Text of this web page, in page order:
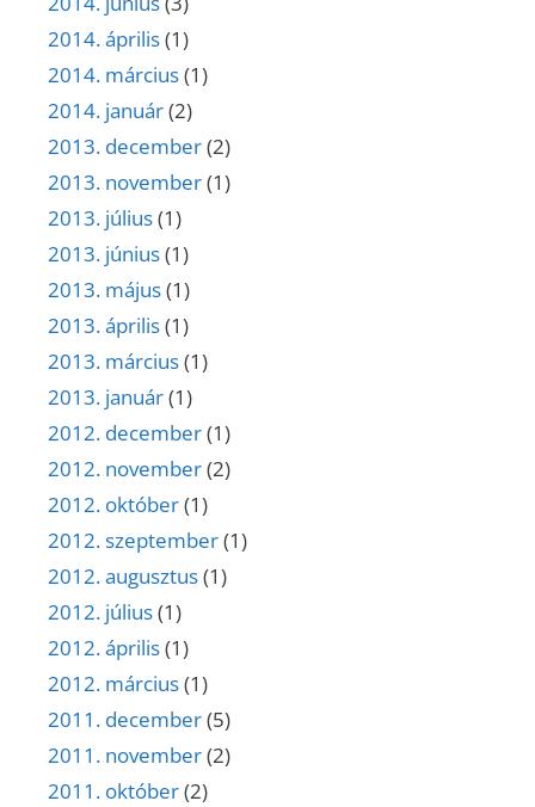
2014. április(1)
2014. március(1)
2014. január(2)
2013. december(2)
2013. november(1)
2013. július(1)
2013. június(1)
2013. május(1)
2013. április(1)
2013. március(1)
2013. január(1)
2012. december(1)
2012. november(2)
2012. október(1)
2012. szeptember(1)
2012. augusztus(1)
2012. július(1)
2012. április(1)
2012. március(1)
2011. december(5)
2011. november(2)
2011. október(2)